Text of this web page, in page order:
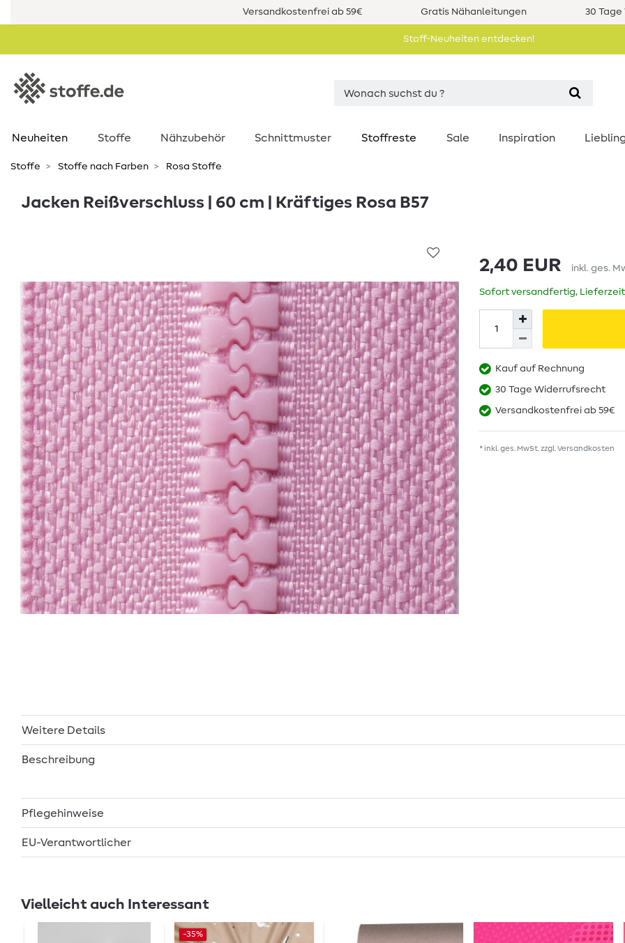
Versandkostenfrei ab 59€ Gratis Nähanleitungen 30
Stoff-Neuheiten entdecken!
Neuheiten Stoffe Nähzubehör Schnittmuster Stoffreste Sale Inspiration
Stoffe Stoffe nach Farben Rosa Stoffe
Jacken Reißverschluss | 60 cm | Kräftiges Rosa B57
2,40 EUR inkl. ges.
Sofort versandfertig,
Kauf auf Rechnung
30 Tage Widerrufsrecht
Versandkostenfrei ab 59€
* inkl. ges. MwSt. zzgl. Versandkosten
Weitere Details
Beschreibung
Pflegehinweise
EU-Verantwortlicher
Vielleicht auch Interessant
-35%